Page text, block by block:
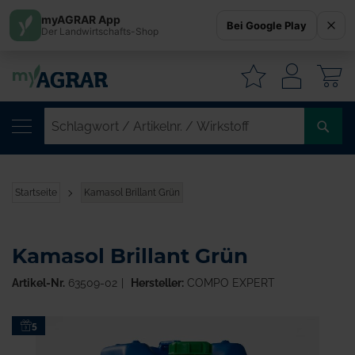
Startseite Kamasol Brillant Grün
Zum5
Kamasol Brillant Grün
Artikel-Nr. 63509-02 Hersteller:COMPO EXPERT
myAGRAR App
Der Landwirtschafts-Shop Bei Google Play